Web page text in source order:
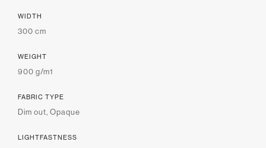
WIDTH
300 cm
WEIGHT
900 g/m1
FABRIC TYPE
Dim out, Opaque
LIGHTFASTNESS